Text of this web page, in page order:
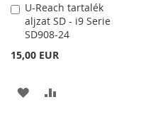
U-Reach tartalék
aljzat SD - i9 Serie
SD908-24
15,00 EUR
Kosárba
HOZZÁADÁS